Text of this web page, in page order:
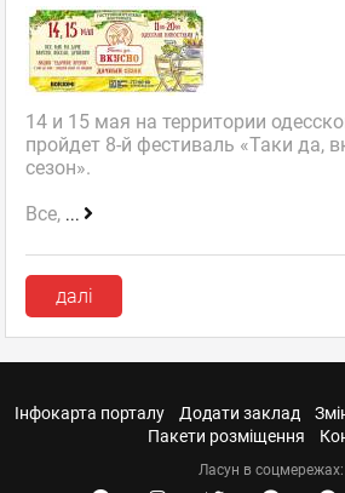
14 и 15 мая на территории
пройдет 8-й фестиваль «Таки да,
сезон».
Все, ...
далі
Інфокарта порталу Додати заклад
Пакети розміщення
Ласун в соцмережах: